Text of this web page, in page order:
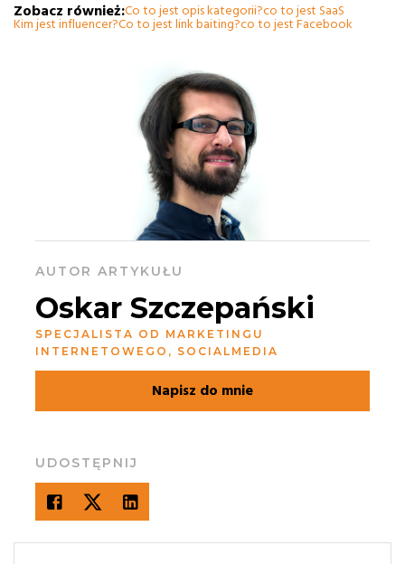
Zobacz również:Co to jest opis kategorii?co to jest SaaS
Kim jest influencer?Co to jest link baiting?co to jest Facebook
AUTOR ARTYKUŁU
Oskar Szczepański
SPECJALISTA OD MARKETINGU
INTERNETOWEGO, SOCIALMEDIA
Napisz do mnie
UDOSTĘPNIJ